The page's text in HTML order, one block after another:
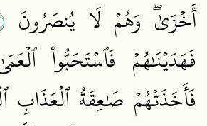
أَخۡزَىٰۖ وَهُمۡ لَا يُنصَرُونَ
فَهَدَيۡنَٰهُمۡ فَٱسۡتَحَبُّواْ
فَأَخَذَتۡهُمۡ صَٰعِقَةُ ٱلۡعَذَابِ